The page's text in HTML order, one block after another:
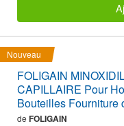
Nouveau
FOLIGAIN
CAPILLAIRE Pour
Bouteilles Fourniture
de FOLIGAIN